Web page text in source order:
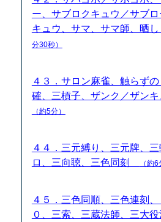
ー、サブロクキュウ／サブ
キュウ、サマ、サマ師、晒
分30秒）
４３．サロン麻雀、触らず
確、三槓子、ザンク／ザン
（約5分）
４４．三元縛り、三元牌、
ロ、三向聴、三色同刻
（約
４５．三色同順、三色連刻
０、三索、三蔵法師、三大